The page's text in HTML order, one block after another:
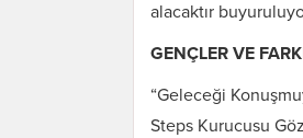
alacaktır
GENÇLER VE
“Geleceği
Steps Kurucusu